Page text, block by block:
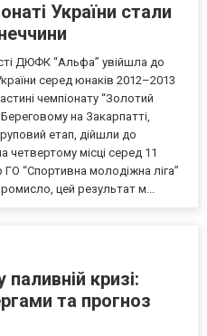
України стали
ДЮФК “Альфа” увійшла до
серед юнаків 2012–2013
чемпіонату “Золотий
на Закарпатті,
етап, дійшли до
четвертому місці серед 11
“Спортивна молодіжна ліга”
цей результат м...
кризі:
та прогноз